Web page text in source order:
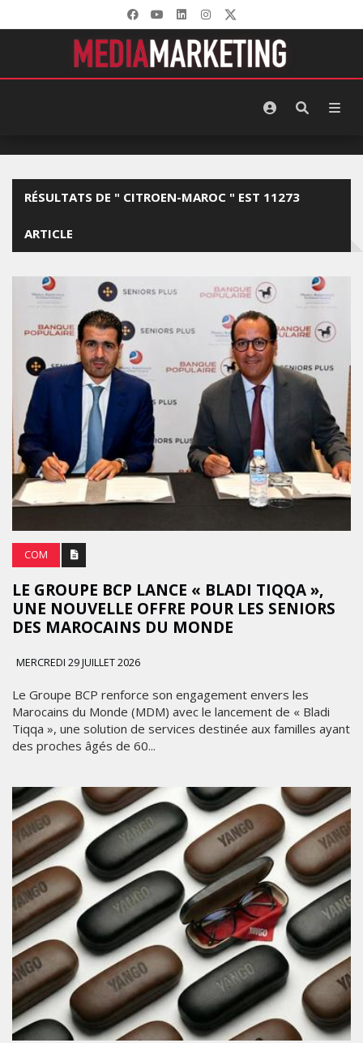
RÉSULTATS DE " CITROEN-MAROC " EST 11273
ARTICLE
COM
LE GROUPE BCP LANCE « BLADI TIQQA »,
UNE NOUVELLE OFFRE POUR LES SENIORS
DES MAROCAINS DU MONDE
MERCREDI 29 JUILLET 2026
Le Groupe BCP renforce son engagement envers les
Marocains du Monde (MDM) avec le lancement de « Bladi
Tiqqa », une solution de services destinée aux familles ayant
des proches âgés de 60...